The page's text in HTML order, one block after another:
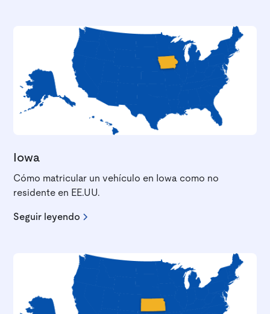
Iowa
Cómo matricular un vehículo en Iowa como no
residente en EE.UU.
Seguir leyendo